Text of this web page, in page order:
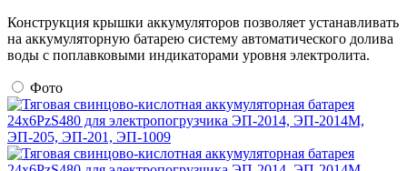
Конструкция крышки аккумуляторов позволяет устанавливать
на аккумуляторную батарею систему автоматического долива
воды с поплавковыми индикаторами уровня электролита.
Фото